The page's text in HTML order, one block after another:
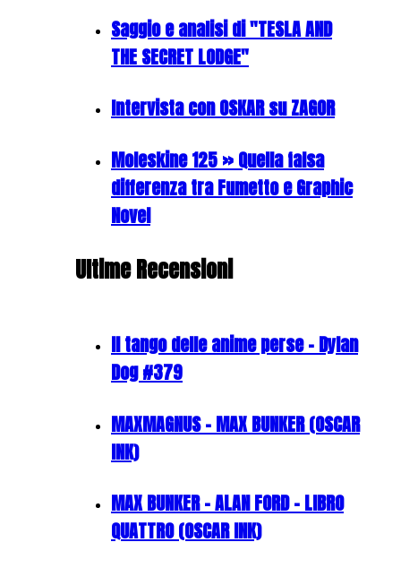
Saggio e analisi di "TESLA AND
THE SECRET LODGE"
Intervista con OSKAR su ZAGOR
Moleskine 125 » Quella falsa
differenza tra Fumetto e Graphic
Novel
Ultime Recensioni
Il tango delle anime perse - Dylan
Dog #379
MAXMAGNUS – MAX BUNKER (OSCAR
INK)
MAX BUNKER – ALAN FORD – LIBRO
QUATTRO (OSCAR INK)